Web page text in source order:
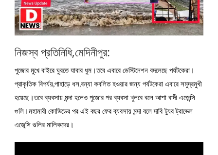
নিজস্ব প্রতিনিধি,মেদিনীপুর:
পুজোর মুখে বাইরে ঘুরতে যাবার ধুম।তবে এবারে ডেস্টিনেশন বদলেছে পর্যটকেরা।
প্রাকৃতিক বিপর্যয়,পাহাড়ে ধস,বন্যা কবলিত হওয়ার জন্য পর্যটকেরা এবারে সমুদ্রমুখী
হয়েছে।তবে ব্যবসায় মন্দা হলেও পুজোর পর ব্যবসা খুলবে বলে আশা বাদী এজেন্সি
গুলি।মহামারী কোভিডের পর এই বছর ফের ব্যবসায় মন্দা বলে দাবি ট্যুর ট্রাভেল
এজেন্সি গুলির মালিকদের।